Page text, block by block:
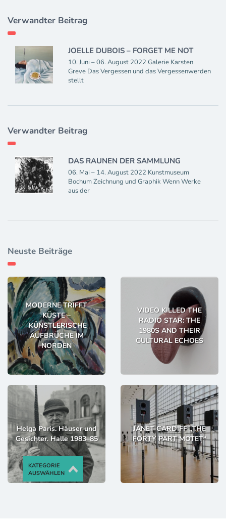
Verwandter Beitrag
JOELLE DUBOIS – FORGET ME NOT
10. Juni – 06. August 2022 Galerie Karsten
Greve Das Vergessen und das Vergessenwerden
stellt
Verwandter Beitrag
DAS RAUNEN DER SAMMLUNG
06. Mai – 14. August 2022 Kunstmuseum
Bochum Zeichnung und Graphik Wenn Werke
aus der
Neuste Beiträge
MODERNE TRIFFT
KÜSTE –
KÜNSTLERISCHE
AUFBRÜCHE IM
NORDEN
VIDEO KILLED THE
RADIO STAR: THE
1980S AND THEIR
CULTURAL ECHOES
Helga Paris. Häuser und
Gesichter. Halle 1983–85
JANET CARDIFF „THE
FORTY PART MOTET“
KATEGORIE
AUSWÄHLEN